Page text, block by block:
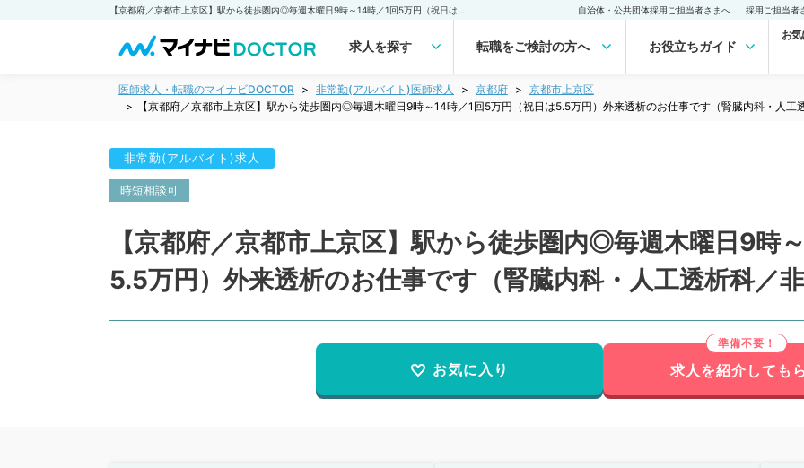
自治体・公共団体採用ご担当者さまへ 採用ご担当者
求人を探す 転職をご検討の方へ お役立ちガイド
お
医師求人・転職のマイナビDOCTOR 非常勤(アルバイト)医師求人 京都府
京都市上京区
【京都府／京都市上京区】駅から徒歩圏内◎毎週木曜日9時～14時／1回5万円（祝日は5.5万円）外来透析のお仕事です（腎臓内科・人工
非常勤(アルバイト)求人
時短相談可
【京都府／京都市上京区】駅から徒歩圏内◎毎週木曜日9時
5.5万円）外来透析のお仕事です（腎臓内科・人工透析科／
お気に入り 求人を紹介しても